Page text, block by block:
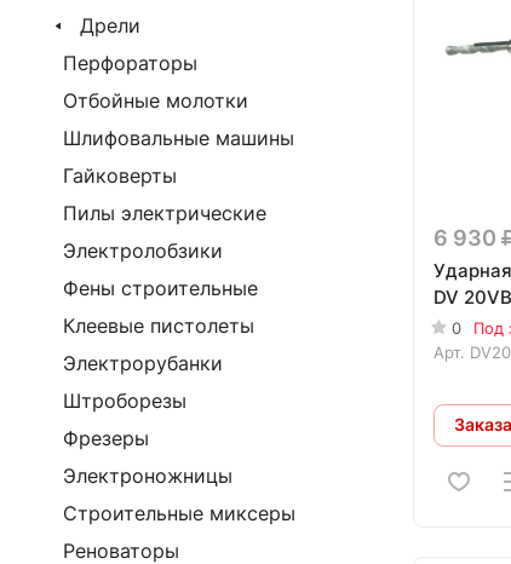
6 930
DV
0
Под
Арт.
Дрели
Перфораторы
Отбойные молотки
Шлифовальные машины
Гайковерты
Пилы электрические
Электролобзики
Фены строительные
Клеевые пистолеты
Электрорубанки
Штроборезы
Фрезеры
Электроножницы
Строительные миксеры
Реноваторы